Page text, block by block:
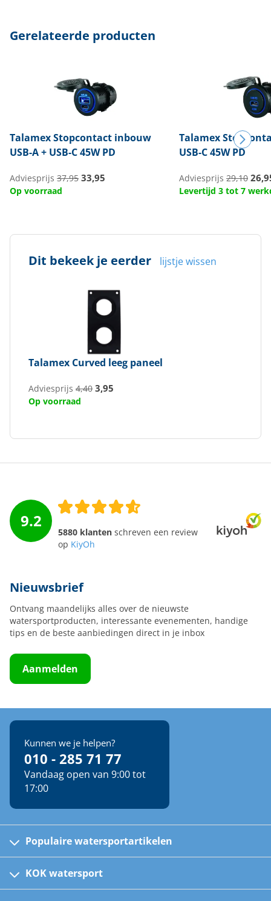
Gerelateerde producten
TalamexStopcontact inbouw
USB-A + USB-C 45W PD
Adviesprijs 37,95 33,95
Op voorraad
Talamex
USB-C 45W PD
Adviesprijs 29,10
Levertijd 3 tot 7
Dit bekeek je eerder lijstje wissen
Talamex Curved leeg paneel
Adviesprijs 4,40 3,95
Op voorraad
9.2
5880 klanten schreven een review
op KiyOh
Nieuwsbrief
Ontvang maandelijks alles over de nieuwste
watersportproducten, interessante evenementen, handige
tips en de beste aanbiedingen direct in je inbox
Aanmelden
Kunnen we je helpen?
010 - 285 71 77
Vandaag open van 9:00 tot
17:00
Populaire watersportartikelen
Kinder reddingsvesten
Automatische reddingsvesten
KOK watersport